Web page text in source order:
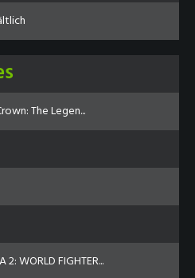
The Legen...
WORLD FIGHTER...